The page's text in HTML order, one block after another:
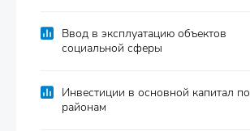
Ввод в эксплуатацию объектов
социальной сферы
Инвестиции в основной капитал по
районам